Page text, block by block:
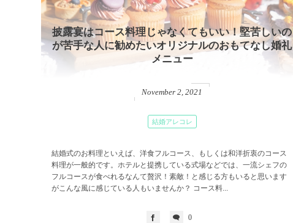
披露宴はコース料理じゃなくてもいい！堅苦しいの
が苦手な人に勧めたいオリジナルのおもてなし婚礼
メニュー
November 2 ,2021
結婚アレコレ
結婚式のお料理といえば、洋食フルコース、もしくは和洋折衷のコース
料理が一般的です。ホテルと提携している式場などでは、一流シェフの
フルコースが食べれるなんて贅沢！素敵！と感じる方もいると思います
がこんな風に感じている人もいませんか？ コース料...
0